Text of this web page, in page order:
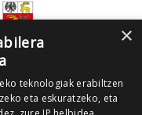
×
teknologiak erabiltzen
eta eskuratzeko, eta